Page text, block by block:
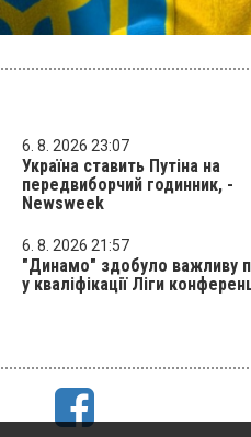
6. 8. 2026 23:07
Україна ставить Путіна на
передвиборчий годинник, -
Newsweek
6. 8. 2026 21:57
"Динамо" здобуло важливу
у кваліфікації Ліги